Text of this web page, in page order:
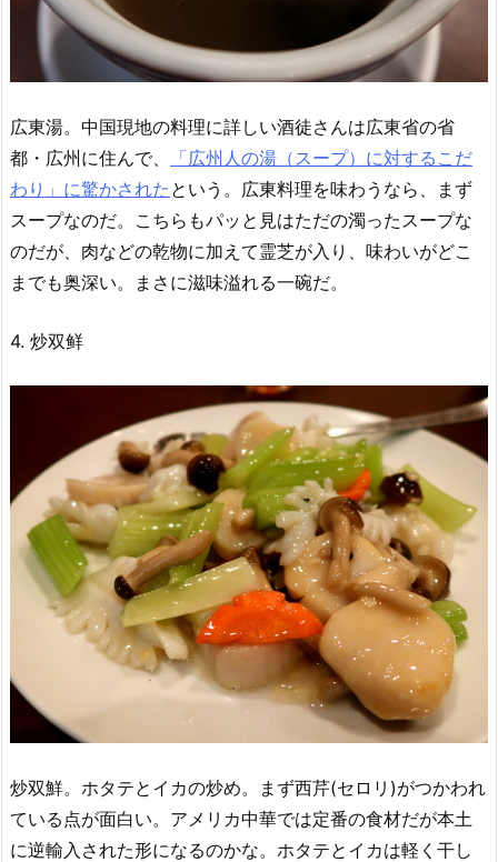
広東湯。中国現地の料理に詳しい酒徒さんは広東省の省
都・広州に住んで、
「広州人の湯（スープ）に対するこだ
わり」に驚かされた という。広東料理を味わうなら、まず
スープなのだ。こちらもパッと見はただの濁ったスープな
のだが、肉などの乾物に加えて霊芝が入り、味わいがどこ
までも奥深い。まさに滋味溢れる一碗だ。
4. 炒双鲜
炒双鮮。ホタテとイカの炒め。まず西芹(セロリ)がつかわれ
ている点が面白い。アメリカ中華では定番の食材だが本土
に逆輸入された形になるのかな。ホタテとイカは軽く干し